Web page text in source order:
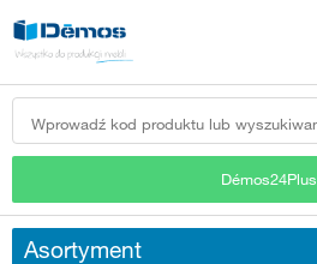
Démos24Plus
Asortyment